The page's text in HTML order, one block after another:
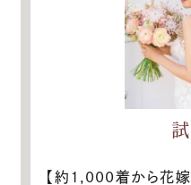
【約1,000着から花嫁